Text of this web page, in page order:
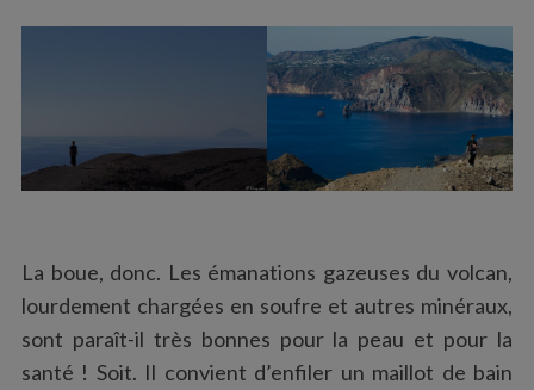
La boue, donc. Les émanations gazeuses du volcan,
lourdement chargées en soufre et autres minéraux,
sont paraît-il très bonnes pour la peau et pour la
santé ! Soit. Il convient d’enfiler un maillot de bain